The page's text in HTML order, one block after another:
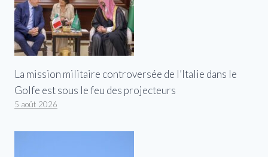
La mission militaire controversée de l’Italie dans le
Golfe est sous le feu des projecteurs
5 août 2026